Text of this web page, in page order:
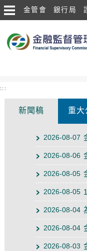
跳到主要內容區塊
金管會 銀行局
:::
新聞稿 重大
新聞稿
2026-08-07
2026-08-06
2026-08-05
2026-08-05
2026-08-04
2026-08-04
2026-08-03